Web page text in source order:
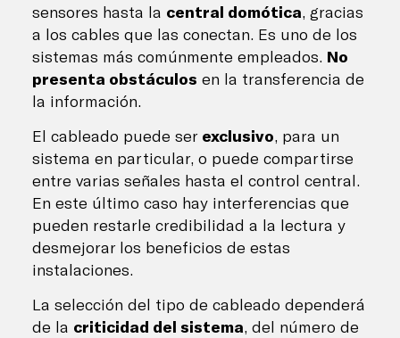
sensores hasta la central domótica, gracias
a los cables que las conectan. Es uno de los
sistemas más comúnmente empleados. No
presenta obstáculos en la transferencia de
la información.
El cableado puede ser exclusivo, para un
sistema en particular, o puede compartirse
entre varias señales hasta el control central.
En este último caso hay interferencias que
pueden restarle credibilidad a la lectura y
desmejorar los beneficios de estas
instalaciones.
La selección del tipo de cableado dependerá
de la criticidad del sistema, del número de